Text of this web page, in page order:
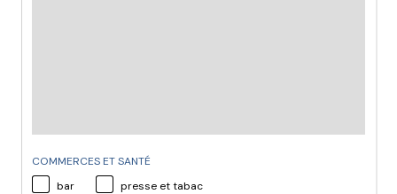
COMMERCES ET SANTÉ
bar
presse et tabac